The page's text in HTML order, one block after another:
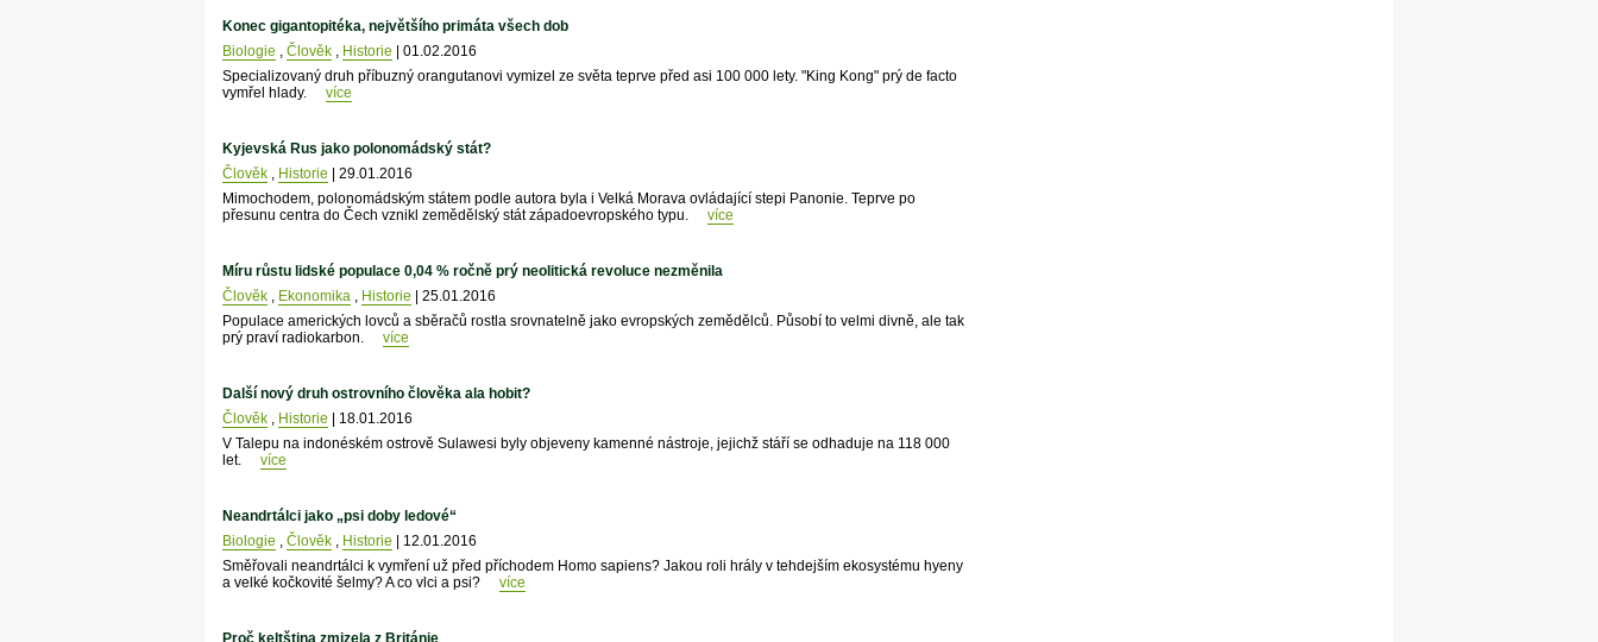
Konec gigantopitéka, největšího primáta všech dob
Biologie , Člověk, Historie | 01.02.2016
Specializovaný druh příbuzný orangutanovi vymizel ze světa teprve před asi 100 000 lety. "King Kong" prý de facto
vymřel hlady.
více
Kyjevská Rus jako polonomádský stát?
Člověk, Historie | 29.01.2016
Mimochodem, polonomádským státem podle autora byla i Velká Morava ovládající stepi Panonie. Teprve po
přesunu centra do Čech vznikl zemědělský stát západoevropského typu.
více
Míru růstu lidské populace 0,04 % ročně prý neolitická revoluce nezměnila
Člověk, Ekonomika, Historie | 25.01.2016
Populace amerických lovců a sběračů rostla srovnatelně jako evropských zemědělců. Působí to velmi divně, ale tak
prý praví radiokarbon.
více
Další nový druh ostrovního člověka ala hobit?
Člověk, Historie | 18.01.2016
V Talepu na indonéském ostrově Sulawesi byly objeveny kamenné nástroje, jejichž stáří se odhaduje na 118 000
let.
více
Neandrtálci jako „psi doby ledové“
Biologie , Člověk, Historie | 12.01.2016
Směřovali neandrtálci k vymření už před příchodem Homo sapiens? Jakou roli hrály v tehdejším ekosystému hyeny
a velké kočkovité šelmy? A co vlci a psi?
více